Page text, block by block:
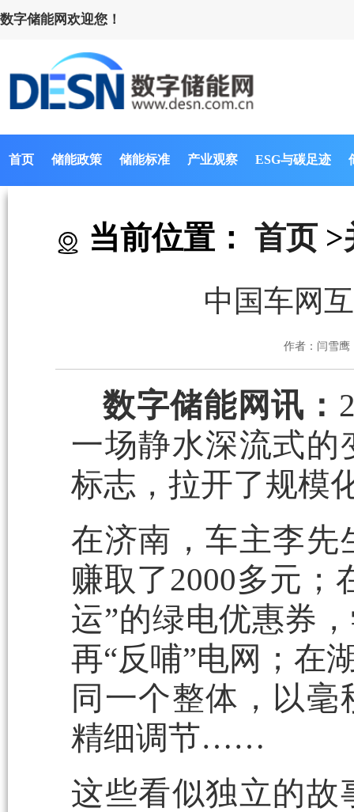
数字储能网欢迎您！
首页 储能政策 储能标准 产业观察 ESG与碳足迹
当前位置： 首页 >
中国车网
作者：闫雪鹰
数字储能网讯：
一场静水深流式
标志，拉开了规模
在济南，车主李先
赚取了2000多元；
运”的绿电优惠券
再“反哺”电网；在
同一个整体，以
精细调节……
这些看似独立的故